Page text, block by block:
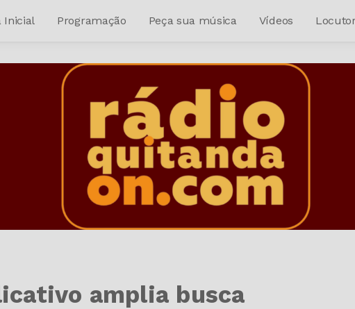
Inicial Programação Peça sua música Vídeos
amplia busca